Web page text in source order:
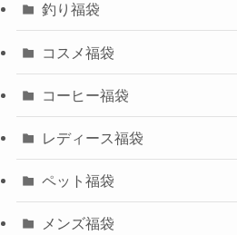
釣り福袋
コスメ福袋
コーヒー福袋
レディース福袋
ペット福袋
メンズ福袋